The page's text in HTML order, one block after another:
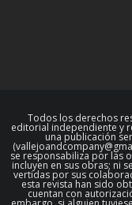
Todos los derechos
editorial independiente y
una publicación
se responsabiliza por las
incluyen en sus obras; ni
vertidas por sus
esta revista han sido
cuentan con